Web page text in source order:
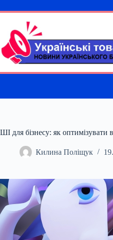
до
ШІ для бізнесу: як оптимізувати
Килина Поліщук